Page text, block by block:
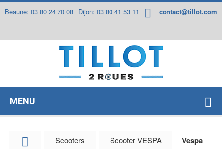
Beaune: 03 80 24 70 08 Dijon: 03 80 41 53 11 contact@tillot.com
MENU
Scooters Scooter VESPA Vespa
Panneau de gestion des cookies